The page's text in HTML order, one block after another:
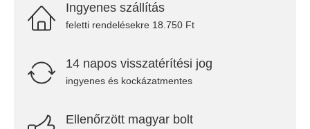
Ingyenes szállítás
feletti rendelésekre 18.750 Ft
14 napos visszatérítési jog
ingyenes és kockázatmentes
Ellenőrzött magyar bolt